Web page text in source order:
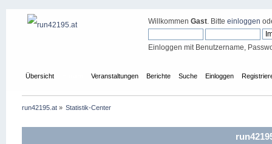
Willkommen Gast. Bitte einloggen
Einloggen mit Benutzername,
Übersicht Veranstaltungen Berichte Suche Einloggen
run42195.at » Statistik-Center